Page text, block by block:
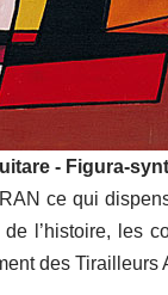
- Figura-
ce qui
l’histoire, les
des Tirailleurs